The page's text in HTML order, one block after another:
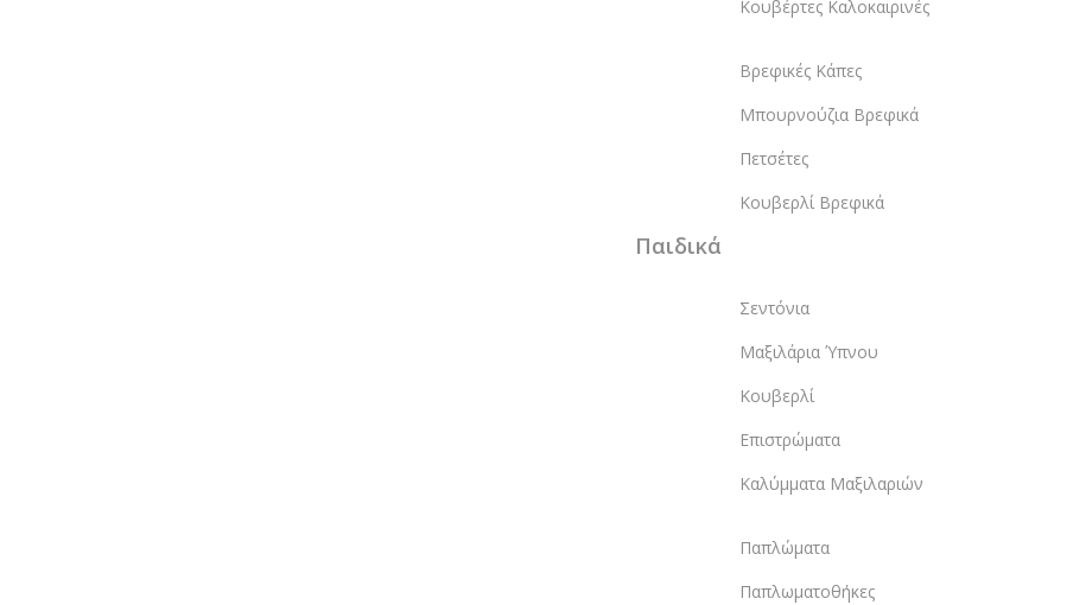
Κουβέρτες Καλοκαιρινές
Βρεφικές Κάπες
Μπουρνούζια Βρεφικά
Πετσέτες
Κουβερλί Βρεφικά
Παιδικά
Σεντόνια
Μαξιλάρια Ύπνου
Κουβερλί
Επιστρώματα
Καλύμματα Μαξιλαριών
Παπλώματα
Παπλωματοθήκες